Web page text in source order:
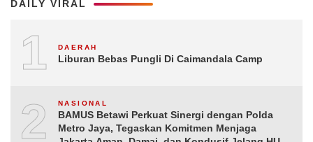
DAILY VIRAL
1 DAERAH
Liburan Bebas Pungli Di Caimandala Camp
2 NASIONAL
BAMUS Betawi Perkuat Sinergi dengan Polda
Metro Jaya, Tegaskan Komitmen Menjaga